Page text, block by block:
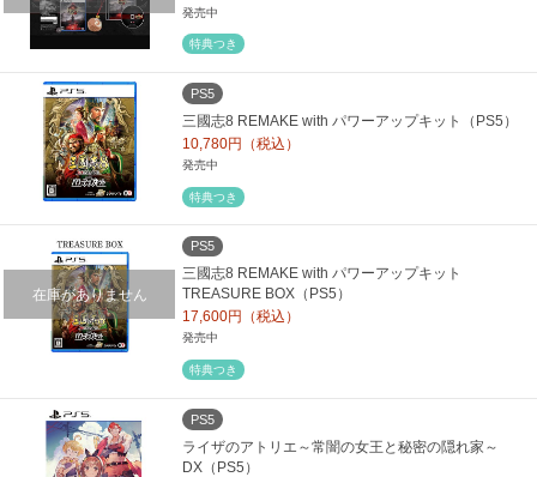
発売中
特典つき
PS5
三國志8 REMAKE with パワーアップキット（PS5）
10,780円（税込）
発売中
特典つき
在庫がありません
PS5
三國志8 REMAKE with パワーアップキット
TREASURE BOX（PS5）
17,600円（税込）
発売中
特典つき
PS5
ライザのアトリエ～常闇の女王と秘密の隠れ家～
DX（PS5）